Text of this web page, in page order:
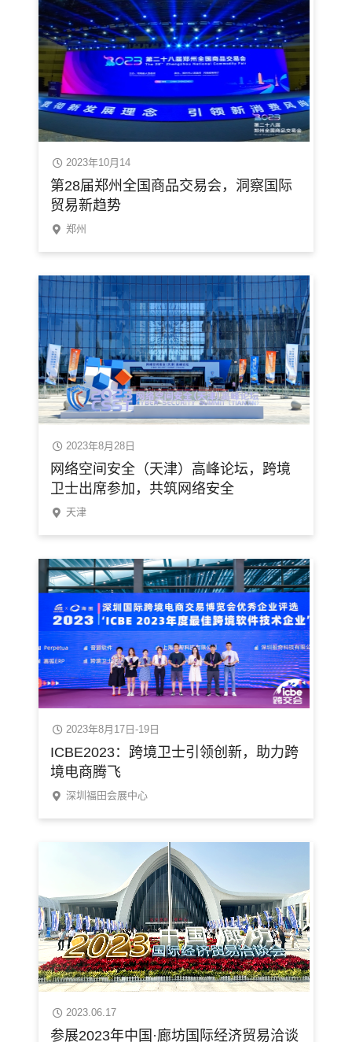
2023年10月14
第28届郑州全国商品交易会，洞察国际
贸易新趋势
郑州
2023年8月28日
网络空间安全（天津）高峰论坛，跨境
卫士出席参加，共筑网络安全
天津
2023年8月17日-19日
ICBE2023：跨境卫士引领创新，助力跨
境电商腾飞
深圳福田会展中心
2023.06.17
参展2023年中国·廊坊国际经济贸易洽谈